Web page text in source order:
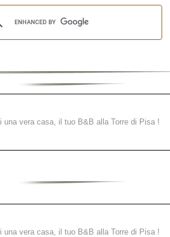
una vera casa, il tuo B&B alla Torre di Pisa !
una vera casa, il tuo B&B alla Torre di Pisa !